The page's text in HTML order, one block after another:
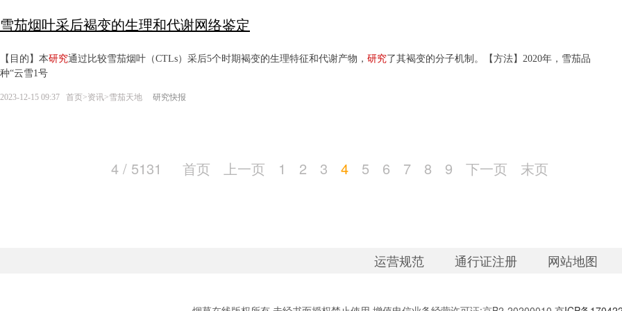
雪茄烟叶采后褐变的生理和代谢网络鉴定
【目的】本研究通过比较雪茄烟叶（CTLs）采后5个时期褐变的生理特征和代谢产物， 研究了其褐变的分子机制。【方法】2020年，雪茄品
种“云雪1号
2023-12-15 09:37 首页>资讯>雪茄天地 研究快报
4 / 5131 首页 上一页 1 2 3 4 5 6 7 8 9 下一页 末页
运营规范 通行证注册 网站地图